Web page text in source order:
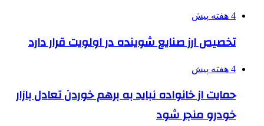
4 هفته پیش
تخصیص ارز صنایع شوینده در اولویت قرار دارد
4 هفته پیش
حمایت از خانواده نباید به برهم خوردن تعادل بازار
خودرو منجر شود